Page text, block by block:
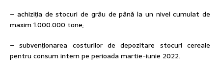
– achiziția de stocuri de grâu de până la un nivel cumulat de
maxim 1.000.000 tone;
– subvenționarea costurilor de depozitare stocuri cereale
pentru consum intern pe perioada martie-iunie 2022.